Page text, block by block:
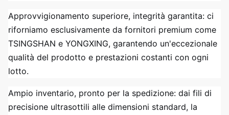
Approvvigionamento superiore, integrità garantita: ci
riforniamo esclusivamente da fornitori premium come
TSINGSHAN e YONGXING, garantendo un'eccezionale
qualità del prodotto e prestazioni costanti con ogni
lotto.
Ampio inventario, pronto per la spedizione: dai fili di
precisione ultrasottili alle dimensioni standard, la